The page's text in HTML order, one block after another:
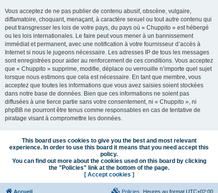
Vous acceptez de ne pas publier de contenu abusif, obscène, vulgaire,
diffamatoire, choquant, menaçant, à caractère sexuel ou tout autre contenu qui
peut transgresser les lois de votre pays, du pays où « Chuppito » est hébergé
ou les lois internationales. Le faire peut vous mener à un bannissement
immédiat et permanent, avec une notification à votre fournisseur d’accès à
Internet si nous le jugeons nécessaire. Les adresses IP de tous les messages
sont enregistrées pour aider au renforcement de ces conditions. Vous acceptez
que « Chuppito » supprime, modifie, déplace ou verrouille n’importe quel sujet
lorsque nous estimons que cela est nécessaire. En tant que membre, vous
acceptez que toutes les informations que vous avez saisies soient stockées
dans notre base de données. Bien que ces informations ne soient pas
diffusées à une tierce partie sans votre consentement, ni « Chuppito », ni
phpBB ne pourront être tenus comme responsables en cas de tentative de
piratage visant à compromettre les données.
This board uses cookies to give you the best and most relevant
experience. In order to use this board it means that you need accept this
policy.
You can find out more about the cookies used on this board by clicking
the "Policies" link at the bottom of the page.
[ Accept cookies ]
Accueil Heures au format UTC+02:00
Policies